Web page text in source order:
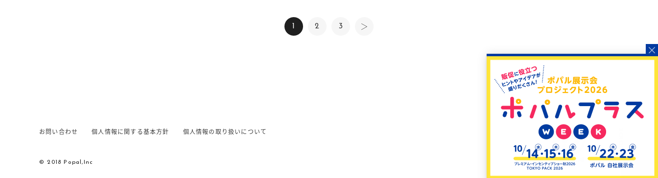
1 2 3
お問い合わせ 個人情報に関する基本方針 個人情報の取り扱いについて
© 2018 Popal,Inc